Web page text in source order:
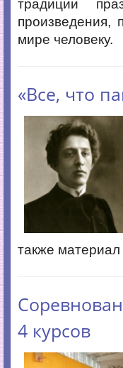
традиции
мире человеку.
«Все, что
также
4 курсов